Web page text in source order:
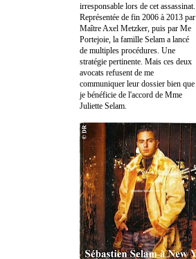
irresponsable lors de cet assassinat.
Représentée de fin 2006 à 2013 par
Maître Axel Metzker, puis par Me
Portejoie, la famille Selam a lancé
de multiples procédures. Une
stratégie pertinente. Mais ces deux
avocats refusent de me
communiquer leur dossier bien que
je bénéficie de l'accord de Mme
Juliette Selam.